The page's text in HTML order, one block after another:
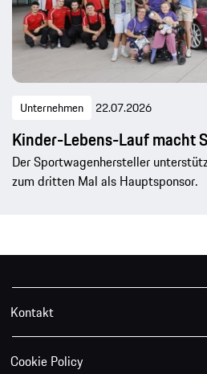
Unternehmen 22.07.2026
Kinder-Lebens-Lauf macht
Der Sportwagenhersteller
zum dritten Mal als Hauptsponsor.
Kontakt
Cookie Policy